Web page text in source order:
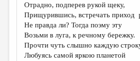
ПРАВИЛА САЙТА
ОТДЕЛЫ И РУБРИКИ
ИЗБРАННОЕ
Отрадно, подперев рукой щеку,
Прищурившись, встречать приход
Не правда ли? Тогда поэму эту
Возьми в луга, к речному бережку.
Прочти чуть слышно каждую
Любуясь самой яркою планетой